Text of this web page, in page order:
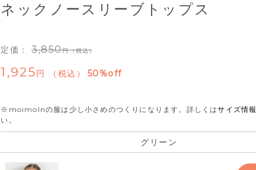
ネックノースリーブトップス
定価： 3,850 （税込）
1,925 税込 50%off
※moimolnの服は少し小さめのつくりになります。 詳しくはサイズ情報
い。
グリーン